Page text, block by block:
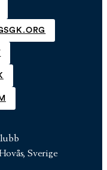
Sverige